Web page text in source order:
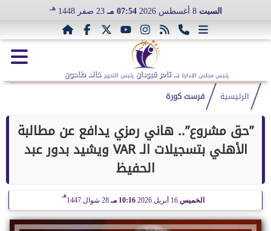
السبت 8 أغسطس 2026 07:54 مـ 23 صفر 1448 هـ
رئيس مجلس الإدارة د. تامر قبودان رئيس التحرير خالد طاحون
الرئيسية فرست كورة
”حق مشروع”.. هاني رمزي يدافع عن مطالبة
الأهلي بتسجيلات الـ VAR ويشيد بدور عبد
الحفيظ
الخميس 10:16 مـ 28 شوال 1447
هـ